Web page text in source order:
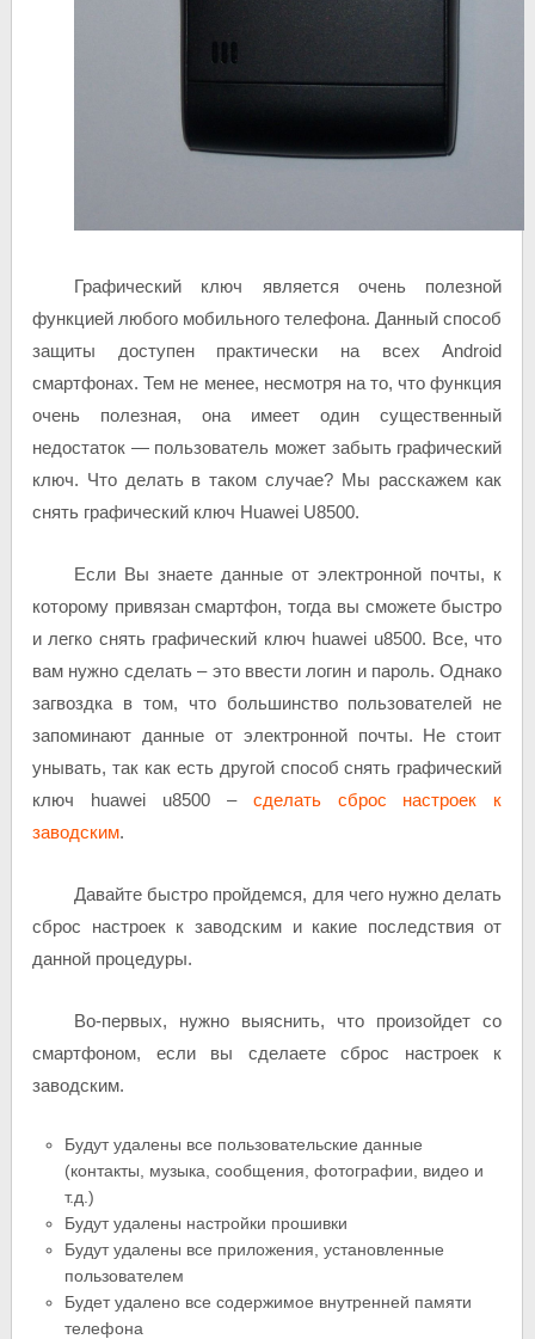
Графический ключ является очень полезной
функцией любого мобильного телефона. Данный способ
защиты доступен практически на всех Android
смартфонах. Тем не менее, несмотря на то, что функция
очень полезная, она имеет один существенный
недостаток — пользователь может забыть графический
ключ. Что делать в таком случае? Мы расскажем как
снять графический ключ Huawei U8500.
Если Вы знаете данные от электронной почты, к
которому привязан смартфон, тогда вы сможете быстро
и легко снять графический ключ huawei u8500. Все, что
вам нужно сделать – это ввести логин и пароль. Однако
загвоздка в том, что большинство пользователей не
запоминают данные от электронной почты. Не стоит
унывать, так как есть другой способ снять графический
ключ huawei u8500 – сделать сброс настроек к
заводским.
Давайте быстро пройдемся, для чего нужно делать
сброс настроек к заводским и какие последствия от
данной процедуры.
Во-первых, нужно выяснить, что произойдет со
смартфоном, если вы сделаете сброс настроек к
заводским.
Будут удалены все пользовательские данные
(контакты, музыка, сообщения, фотографии, видео и
т.д.)
Будут удалены настройки прошивки
Будут удалены все приложения, установленные
пользователем
Будет удалено все содержимое внутренней памяти
телефона